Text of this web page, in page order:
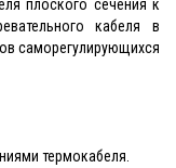
плоского сечения к
кабеля в
саморегулирующихся
термокабеля.